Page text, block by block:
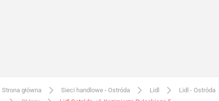
Strona główna Sieci handlowe - Ostróda Lidl
Lidl - Ostróda